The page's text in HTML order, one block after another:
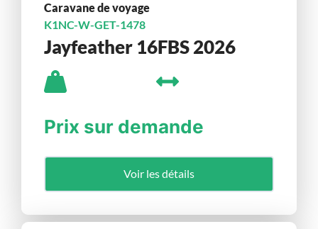
Caravane de voyage
K1NC-W-GET-1478
Jayfeather 16FBS 2026
Prix sur demande
Voir les détails